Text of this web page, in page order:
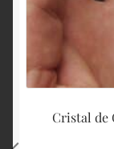
Cristal de